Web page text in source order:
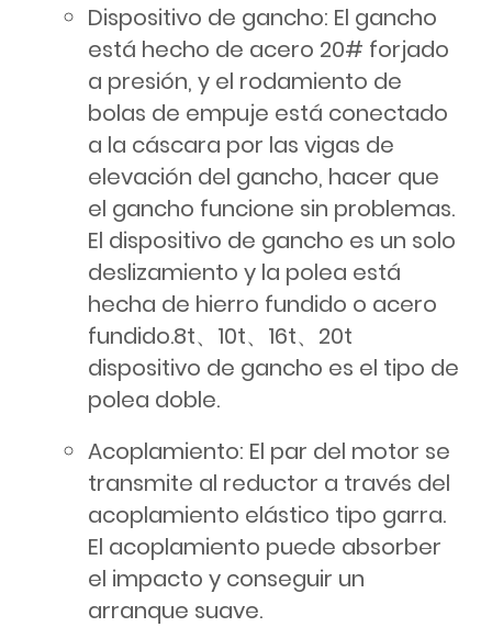
Dispositivo de gancho: El gancho
está hecho de acero 20# forjado
a presión, y el rodamiento de
bolas de empuje está conectado
a la cáscara por las vigas de
elevación del gancho, hacer que
el gancho funcione sin problemas.
El dispositivo de gancho es un solo
deslizamiento y la polea está
hecha de hierro fundido o acero
fundido.8t、10t、16t、20t
dispositivo de gancho es el tipo de
polea doble.
Acoplamiento: El par del motor se
transmite al reductor a través del
acoplamiento elástico tipo garra.
El acoplamiento puede absorber
el impacto y conseguir un
arranque suave.